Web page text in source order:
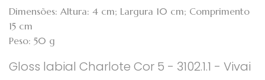
Dimensões: Altura: 4 cm; Largura 10 cm; Comprimento
15 cm
Peso: 50 g
Gloss labial Charlote Cor 5 - 3102.1.1 - Vivai